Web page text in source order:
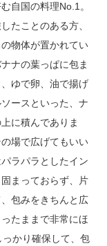
自国の料理No.1。
たことのある方、
物体が置かれてい
ナの葉っぱに包ま
ゆで卵、油で揚げ
ースといった、ナ
に積んでありま
場で広げてもいい
ラパラとしたイン
まっておらず、片
包みをきちんと広
たままで非常にほ
かり確保して、包